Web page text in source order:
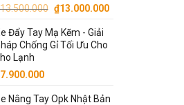
13.500.000 Giá
là:
₫13.500.000.
₫13.000.000Giá
Đẩy Tay Mạ Kẽm - Giải
Chống Gỉ Tối Ưu Cho
Lạnh
7.900.000
Nâng Tay Opk Nhật Bản